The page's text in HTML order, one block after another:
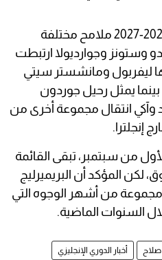
تمنح هذه الرحيلات موسم 2026-2027 ملامح مختلفة
وستونز وجوارديولا ارتبطت
ليفربول ومانشستر سيتي
يمثل رحيل جوردون
وآكي انتقال مجموعة أخرى من
إنجلترا.
من سبتمبر، تبقى القائمة
لكن المؤكد أن البريميرليج
من أشهر الوجوه التي
السنوات الماضية.
أخبار الدوري الإنجليزي